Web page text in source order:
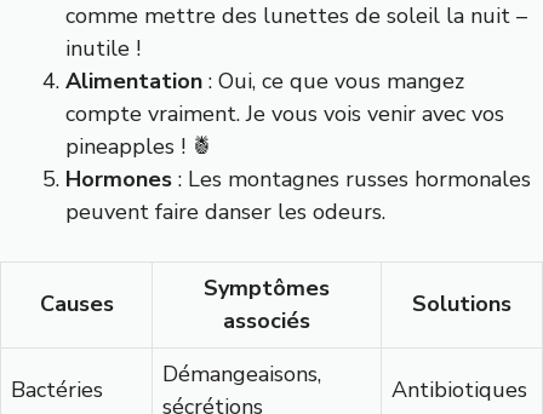
comme mettre des lunettes de soleil la nuit –
inutile !
Alimentation : Oui, ce que vous mangez
compte vraiment. Je vous vois venir avec vos
pineapples ! 🍍
Hormones : Les montagnes russes hormonales
peuvent faire danser les odeurs.
Causes
Symptômes
associés
Solutions
Bactéries
Démangeaisons,
sécrétions
Antibiotiques